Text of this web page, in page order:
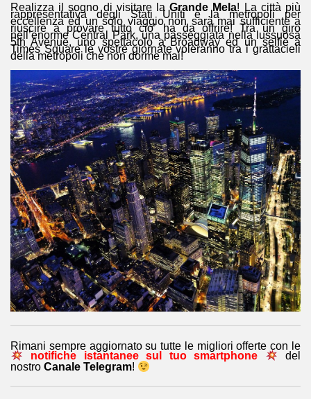
Realizza il sogno di visitare laGrande Mela! La città più
rappresentativa degli Stati Uniti è la metropoli per
eccellenza ed un solo viaggio non sarà mai sufficiente a
riuscire a provare tutto cio’ ha da offrire! Tra un giro
nell’enorme Central Park, una passeggiata nella lussuosa
5th Avenue, uno spettacolo a Broadway ed un selfie a
Times Square le vostre giornate voleranno tra i grattacieli
della metropoli che non dorme mai!
Rimani sempre aggiornato su tutte le migliori offerte con le
notifiche istantanee sul tuo smartphone
del
nostro Canale Telegram!